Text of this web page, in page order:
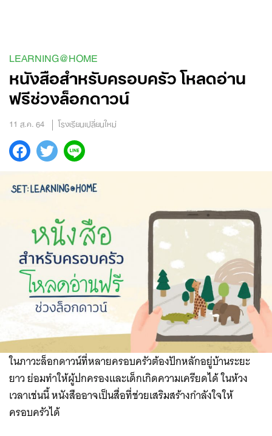
LEARNING@HOME
หนังสือสำหรับครอบครัว โหลดอ่าน
ฟรีช่วงล็อกดาวน์
11 ส.ค. 64 โรงเรียนเปลี่ยนใหม่
ในภาวะล็อกดาวน์ที่หลายครอบครัวต้องปักหลักอยู่บ้านระยะ
ยาว ย่อมทำให้ผู้ปกครองและเด็กเกิดความเครียดได้ ในห้วง
เวลาเช่นนี้ หนังสืออาจเป็นสื่อที่ช่วยเสริมสร้างกำลังใจให้
ครอบครัวได้